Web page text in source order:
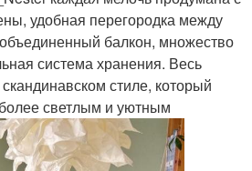
удобная перегородка между
балкон, множество
система хранения. Весь
стиле, который
светлым и уютным